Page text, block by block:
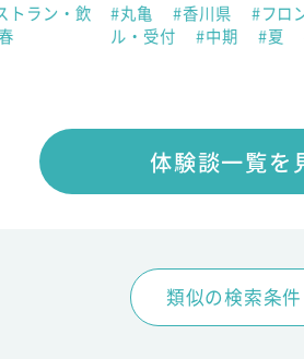
トラン・飲
#丸亀 #香川県
#フロ
ル・受付
#中期 #夏
体験談一覧を
類似の検索条件